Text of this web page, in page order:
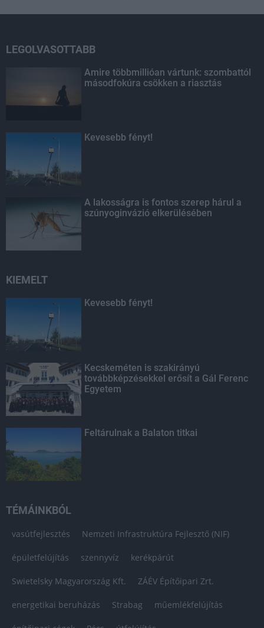
LEGOLVASOTTABB
Amire többmillióan vártunk: szombattól
másodfokúra csökken a riasztás
Kevesebb fényt!
A lakosságra is fontos szerep hárul a
szúnyoginvázió elkerülésében
KIEMELT
Kevesebb fényt!
Kecskeméten is szakirányú
továbbképzésekkel erősít a Gál Ferenc
Egyetem
Feltárulnak a Balaton titkai
TÉMÁINKBÓL
vasútfejlesztés Nemzeti Infrastruktúra Fejlesztő (NIF)
épületfelújítás szennyvíz kerékpárút
Swietelsky Magyarország Kft. ZÁÉV Építőipari Zrt.
energetikai beruházás Strabag műemlékfelújítás